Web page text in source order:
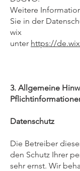
Weitere
Sie in der
wix
unter https://
3. Allgemeine
Datenschutz
Die Betreiber
den Schutz Ihrer
sehr ernst. Wir